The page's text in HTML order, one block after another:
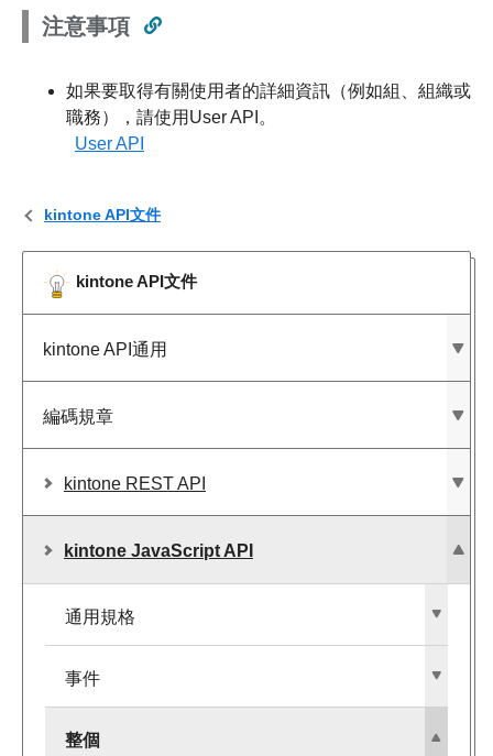
kintone API文件
kintone API文件
kintone API通用
編碼規章
kintone REST API
kintone JavaScript API
通用規格
事件
整個
注意事項
如果要取得有關使用者的詳細資訊（例如組、組織或
職務），請使用User API。
User API